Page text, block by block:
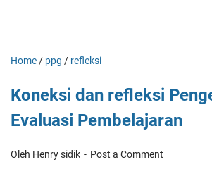
Home / ppg / refleksi
Koneksi dan refleksi
Evaluasi Pembelajaran
Oleh Henry sidik Post a Comment